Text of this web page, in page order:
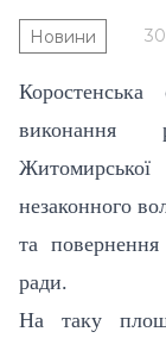
Новини
Коростенська
виконання
незаконного
та
ради.
На таку